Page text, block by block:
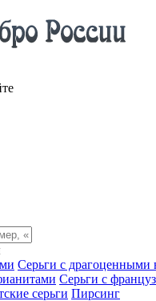
Серьги с драгоценными
Серьги с
серьги Пирсинг